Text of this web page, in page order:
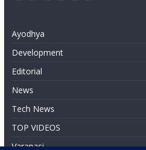
Ayodhya
Development
Editorial
News
Tech News
TOP VIDEOS
Varanasi